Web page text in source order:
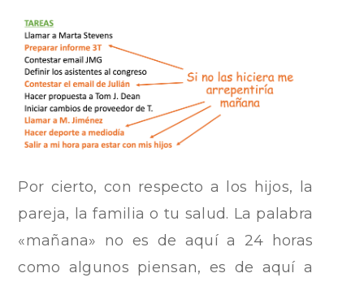
Por cierto, con respecto a los hijos, la
pareja, la familia o tu salud. La palabra
«mañana» no es de aquí a 24 horas
como algunos piensan, es de aquí a